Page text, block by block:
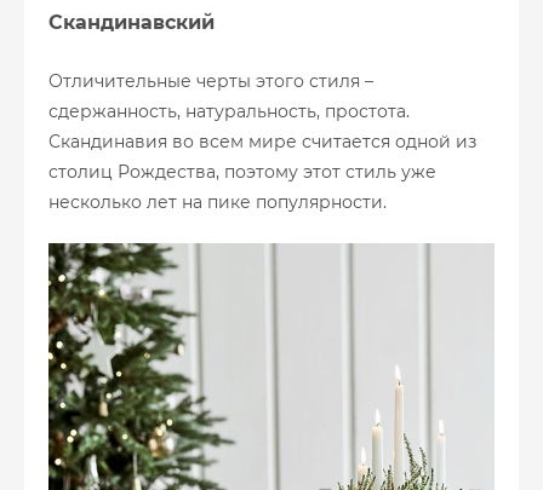
Скандинавский
Отличительные черты этого стиля –
сдержанность, натуральность, простота.
Скандинавия во всем мире считается одной из
столиц Рождества, поэтому этот стиль уже
несколько лет на пике популярности.